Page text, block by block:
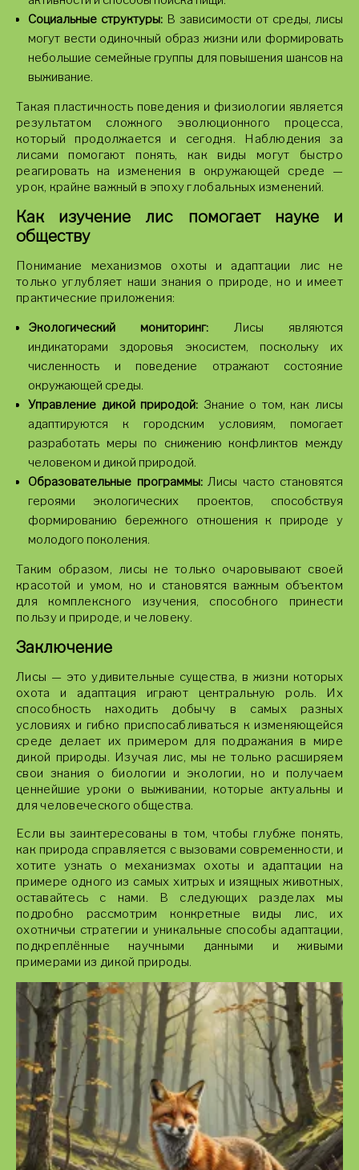
Социальные структуры: В зависимости от среды, лисы
могут вести одиночный образ жизни или формировать
небольшие семейные группы для повышения шансов на
выживание.
Такая пластичность поведения и физиологии является
результатом сложного эволюционного процесса,
который продолжается и сегодня. Наблюдения за
лисами помогают понять, как виды могут быстро
реагировать на изменения в окружающей среде —
урок, крайне важный в эпоху глобальных изменений.
Как изучение лис помогает науке и
обществу
Понимание механизмов охоты и адаптации лис не
только углубляет наши знания о природе, но и имеет
практические приложения:
Экологический мониторинг: Лисы являются
индикаторами здоровья экосистем, поскольку их
численность и поведение отражают состояние
окружающей среды.
Управление дикой природой: Знание о том, как лисы
адаптируются к городским условиям, помогает
разработать меры по снижению конфликтов между
человеком и дикой природой.
Образовательные программы:Лисы часто становятся
героями экологических проектов, способствуя
формированию бережного отношения к природе у
молодого поколения.
Таким образом, лисы не только очаровывают своей
красотой и умом, но и становятся важным объектом
для комплексного изучения, способного принести
пользу и природе, и человеку.
Заключение
Лисы — это удивительные существа, в жизни которых
охота и адаптация играют центральную роль. Их
способность находить добычу в самых разных
условиях и гибко приспосабливаться к изменяющейся
среде делает их примером для подражания в мире
дикой природы. Изучая лис, мы не только расширяем
свои знания о биологии и экологии, но и получаем
ценнейшие уроки о выживании, которые актуальны и
для человеческого общества.
Если вы заинтересованы в том, чтобы глубже понять,
как природа справляется с вызовами современности, и
хотите узнать о механизмах охоты и адаптации на
примере одного из самых хитрых и изящных животных,
оставайтесь с нами. В следующих разделах мы
подробно рассмотрим конкретные виды лис, их
охотничьи стратегии и уникальные способы адаптации,
подкреплённые научными данными и живыми
примерами из дикой природы.